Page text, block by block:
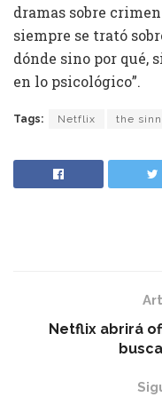
dramas sobre
siempre se trató
dónde sino por qué,
en lo psicológico”.
Tags: Netflix the
Netflix abrirá